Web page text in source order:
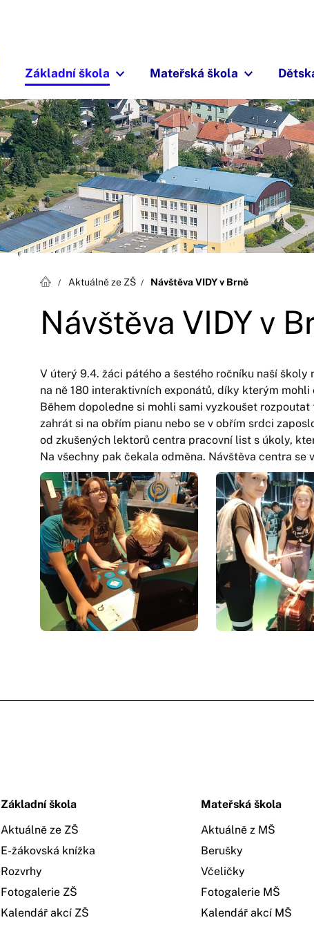
Základní škola Mateřská škola
Aktuálně ze ZŠ Návštěva VIDY v Brně
Návštěva VIDY v
V úterý 9.4. žáci pátého a šestého ročníku naší
na ně 180 interaktivních exponátů, díky kterým
Během dopoledne si mohli sami vyzkoušet
zahrát si na obřím pianu nebo se v obřím srdci
od zkušených lektorů centra pracovní list s úkoly,
Na všechny pak čekala odměna. Návštěva centra se
Základní škola
Aktuálně ze ZŠ
E-žákovská knížka
Rozvrhy
Fotogalerie ZŠ
Kalendář akcí ZŠ
Mateřská škola
Aktuálně z MŠ
Berušky
Včeličky
Fotogalerie MŠ
Kalendář akcí MŠ